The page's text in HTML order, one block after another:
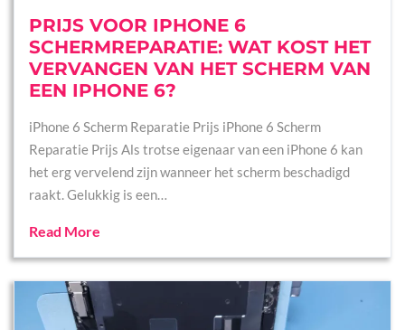
PRIJS VOOR IPHONE 6
SCHERMREPARATIE: WAT KOST HET
VERVANGEN VAN HET SCHERM VAN
EEN IPHONE 6?
iPhone 6 Scherm Reparatie Prijs iPhone 6 Scherm
Reparatie Prijs Als trotse eigenaar van een iPhone 6 kan
het erg vervelend zijn wanneer het scherm beschadigd
raakt. Gelukkig is een…
Read More